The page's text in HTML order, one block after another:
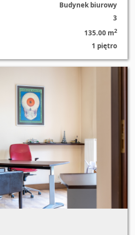
Budynek biurowy
3
135.00 m2
1 piętro